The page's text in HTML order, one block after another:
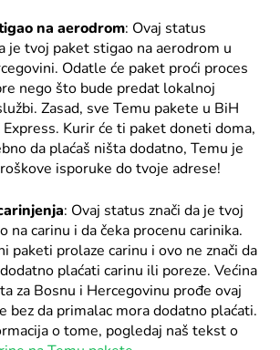
na aerodrom: Ovaj status
je tvoj paket stigao na aerodrom u
Odatle će paket proći proces
nego što bude predat lokalnoj
Zasad, sve Temu pakete u BiH
Kurir će ti paket doneti doma,
da plaćaš ništa dodatno, Temu je
isporuke do tvoje adrese!
: Ovaj status znači da je tvoj
na carinu i da čeka procenu carinika.
paketi prolaze carinu i ovo ne znači da
plaćati carinu ili poreze. Većina
za Bosnu i Hercegovinu prođe ovaj
bez da primalac mora dodatno plaćati.
o tome, pogledaj naš tekst o